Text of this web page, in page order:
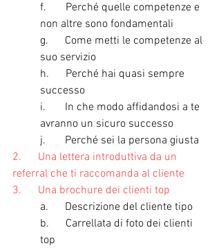
f.       Perché quelle competenze e
non altre sono fondamentali
g.      Come metti le competenze al
suo servizio
h.      Perché hai quasi sempre
successo
i.       In che modo affidandosi a te
avranno un sicuro successo
j.       Perché sei la persona giusta
2.      Una lettera introduttiva da un
referral che ti raccomanda al cliente
3.      Una brochure dei clienti top
a.      Descrizione del cliente tipo
b.      Carrellata di foto dei clienti
top